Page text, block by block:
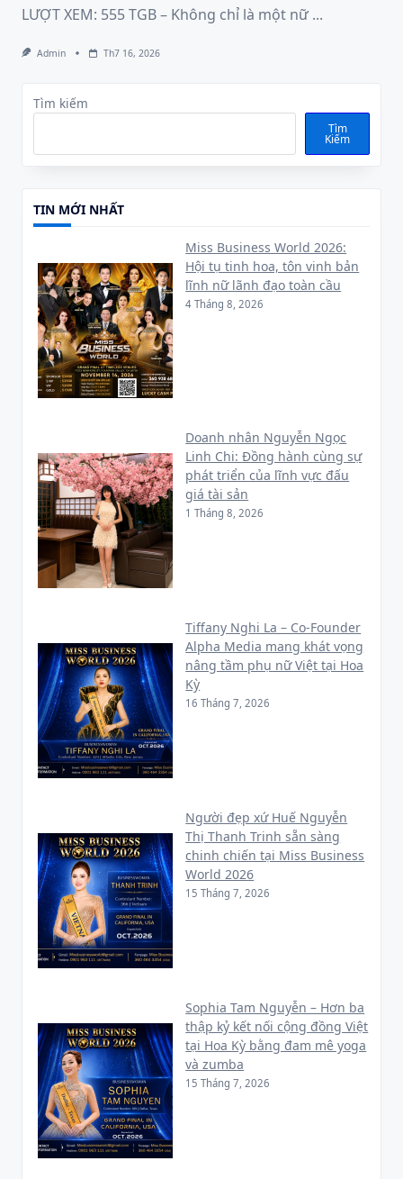
LƯỢT XEM: 555 TGB – Không chỉ là một nữ ...
Admin Th7 16, 2026
Tìm kiếm
Tìm
Kiếm
TIN MỚI NHẤT
Miss Business World 2026:
Hội tụ tinh hoa, tôn vinh bản
lĩnh nữ lãnh đạo toàn cầu
4 Tháng 8, 2026
Doanh nhân Nguyễn Ngọc
Linh Chi: Đồng hành cùng sự
phát triển của lĩnh vực đấu
giá tài sản
1 Tháng 8, 2026
Tiffany Nghi La – Co-Founder
Alpha Media mang khát vọng
nâng tầm phụ nữ Việt tại Hoa
Kỳ
16 Tháng 7, 2026
Người đẹp xứ Huế Nguyễn
Thị Thanh Trinh sẵn sàng
chinh chiến tại Miss Business
World 2026
15 Tháng 7, 2026
Sophia Tam Nguyễn – Hơn ba
thập kỷ kết nối cộng đồng Việt
tại Hoa Kỳ bằng đam mê yoga
và zumba
15 Tháng 7, 2026